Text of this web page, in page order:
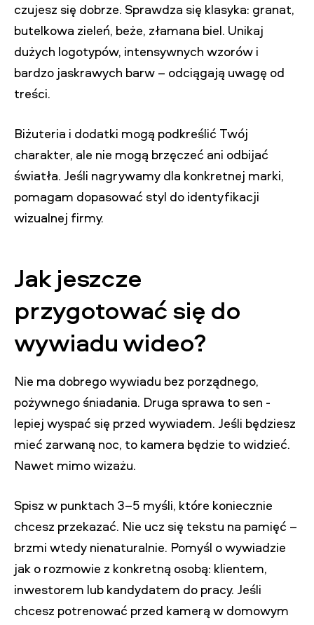
czujesz się dobrze. Sprawdza się klasyka: granat,
butelkowa zieleń, beże, złamana biel. Unikaj
dużych logotypów, intensywnych wzorów i
bardzo jaskrawych barw – odciągają uwagę od
treści.
Biżuteria i dodatki mogą podkreślić Twój
charakter, ale nie mogą brzęczeć ani odbijać
światła. Jeśli nagrywamy dla konkretnej marki,
pomagam dopasować styl do identyfikacji
wizualnej firmy.
Jak jeszcze
przygotować się do
wywiadu wideo?
Nie ma dobrego wywiadu bez porządnego,
pożywnego śniadania. Druga sprawa to sen -
lepiej wyspać się przed wywiadem. Jeśli będziesz
mieć zarwaną noc, to kamera będzie to widzieć.
Nawet mimo wizażu.
Spisz w punktach 3–5 myśli, które koniecznie
chcesz przekazać. Nie ucz się tekstu na pamięć –
brzmi wtedy nienaturalnie. Pomyśl o wywiadzie
jak o rozmowie z konkretną osobą: klientem,
inwestorem lub kandydatem do pracy. Jeśli
chcesz potrenować przed kamerą w domowym